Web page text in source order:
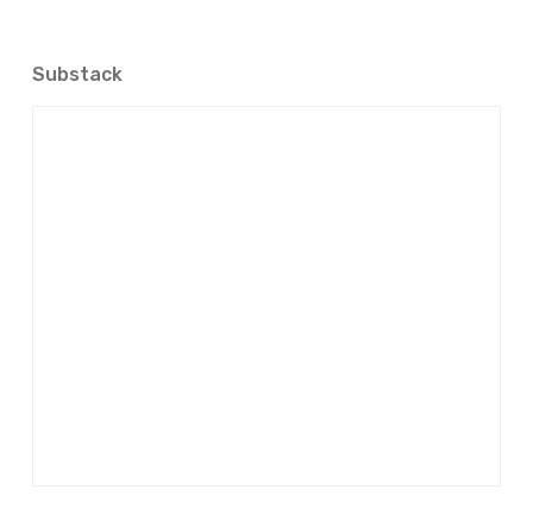
Substack